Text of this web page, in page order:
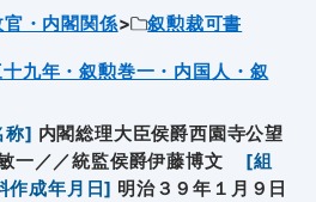
官・内閣関係
叙勲裁可書
九年・叙勲巻一・内国人・叙
称] 内閣総理大臣侯爵西園寺公望
一／／統監侯爵伊藤博文
[組
作成年月日] 明治３９年１月９日